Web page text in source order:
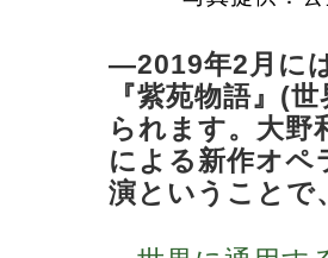
―2019年2月に
『紫苑物語』(
られます。大野
による新作オペ
演ということで